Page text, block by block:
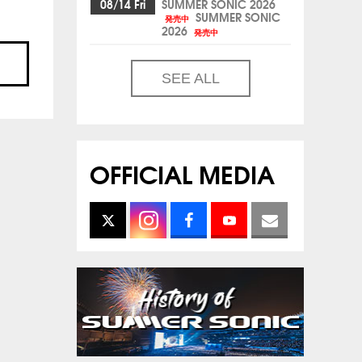
08/14 Fri SUMMER SONIC 2026
発売中 SUMMER SONIC
2026 発売中
SEE ALL
OFFICIAL MEDIA